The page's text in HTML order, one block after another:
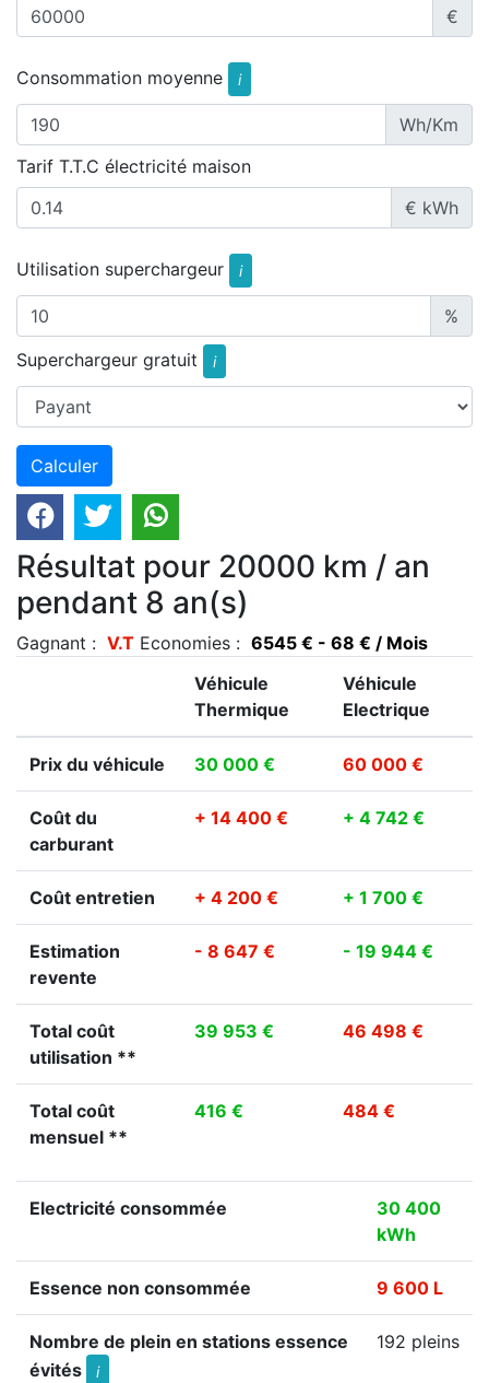
€
Consommation moyenne i
Wh/Km
Tarif T.T.C électricité maison
€ kWh
Utilisation superchargeur i
%
Superchargeur gratuit
i
Résultat pour 20000 km / an
pendant 8 an(s)
Gagnant : V.T Economies : 6545 € - 68 € / Mois
Véhicule
Thermique
Véhicule
Electrique
Prix du véhicule 30 000 € 60 000 €
Coût du
carburant
+ 14 400 € + 4 742 €
Coût entretien + 4 200 € + 1 700 €
Estimation
revente
- 8 647 € - 19 944 €
Total coût
utilisation **
39 953 € 46 498 €
Total coût
mensuel **
416 € 484 €
Electricité consommée
30 400
kWh
Essence non consommée 9 600 L
Nombre de plein en stations essence
évités
i
192 pleins